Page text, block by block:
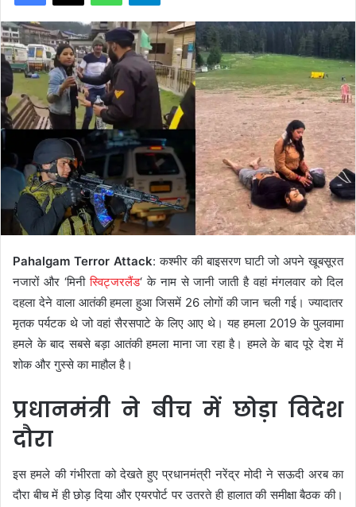
Pahalgam Terror Attack: कश्मीर की बाइसरण घाटी जो अपने खूबसूरत
नजारों और ‘मिनीस्विट्जरलैंड‘ के नाम से जानी जाती है वहां मंगलवार को दिल
दहला देने वाला आतंकी हमला हुआ जिसमें 26 लोगों की जान चली गई। ज्यादातर
मृतक पर्यटक थे जो वहां सैरसपाटे के लिए आए थे। यह हमला 2019 के पुलवामा
हमले के बाद सबसे बड़ा आतंकी हमला माना जा रहा है। हमले के बाद पूरे देश में
शोक और गुस्से का माहौल है।
प्रधानमंत्री ने बीच में छोड़ा विदेश
दौरा
इस हमले की गंभीरता को देखते हुए प्रधानमंत्री नरेंद्र मोदी ने सऊदी अरब का
दौरा बीच में ही छोड़ दिया और एयरपोर्ट पर उतरते ही हालात की समीक्षा बैठक की।